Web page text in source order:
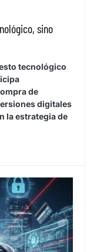
sino
tecnológico
de
digitales
la estrategia de